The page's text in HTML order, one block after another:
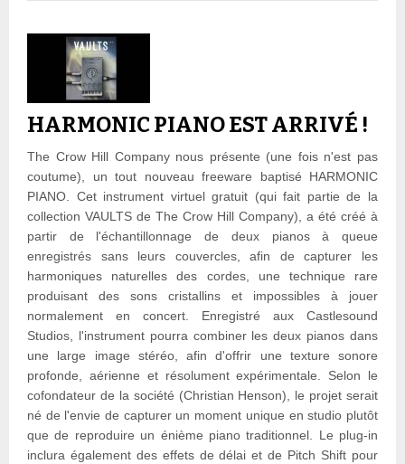
HARMONIC PIANO EST ARRIVÉ !
The Crow Hill Company nous présente (une fois n'est pas
coutume), un tout nouveau freeware baptisé HARMONIC
PIANO. Cet instrument virtuel gratuit (qui fait partie de la
collection VAULTS de The Crow Hill Company), a été créé à
partir de l'échantillonnage de deux pianos à queue
enregistrés sans leurs couvercles, afin de capturer les
harmoniques naturelles des cordes, une technique rare
produisant des sons cristallins et impossibles à jouer
normalement en concert. Enregistré aux Castlesound
Studios, l'instrument pourra combiner les deux pianos dans
une large image stéréo, afin d'offrir une texture sonore
profonde, aérienne et résolument expérimentale. Selon le
cofondateur de la société (Christian Henson), le projet serait
né de l'envie de capturer un moment unique en studio plutôt
que de reproduire un énième piano traditionnel. Le plug-in
inclura également des effets de délai et de Pitch Shift pour